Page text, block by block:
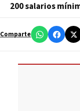
200 salarios
Comparte